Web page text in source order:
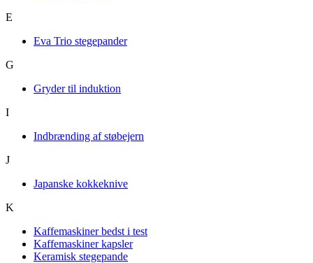
E
Eva Trio stegepander
G
Gryder til induktion
I
Indbrænding af støbejern
J
Japanske kokkeknive
K
Kaffemaskiner bedst i test
Kaffemaskiner kapsler
Keramisk stegepande